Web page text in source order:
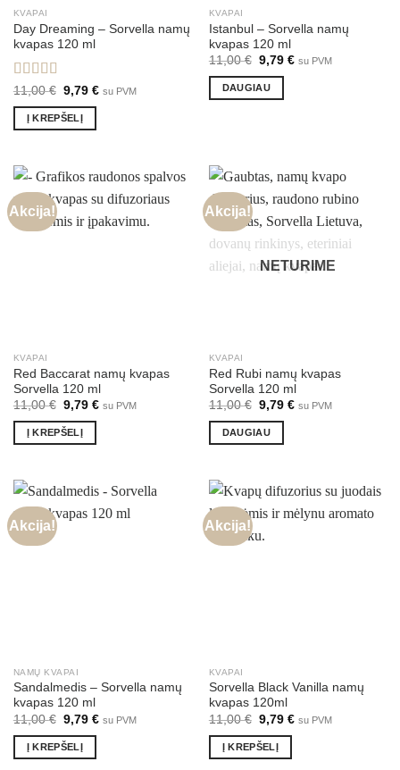
KVAPAI
Day Dreaming – Sorvella namų
kvapas 120 ml
Įvertinimas:
5.00iš 5
11,00€ Original
was:
11,00 €.
9,79 €Current
su PVM
Į KREPŠELĮ
KVAPAI
Istanbul – Sorvella namų
kvapas 120 ml
11,00€ Original
was:
11,00 €.
9,79 €Current
su PVM
DAUGIAU
Akcija!
KVAPAI
Red Baccarat namų kvapas
Sorvella 120 ml
11,00€ Original
was:
11,00 €.
9,79 €Current
su PVM
Į KREPŠELĮ
Akcija!
NETURIME
KVAPAI
Red Rubi namų kvapas
Sorvella 120 ml
11,00€ Original
was:
11,00 €.
9,79 €Current
su PVM
DAUGIAU
Akcija!
NAMŲ KVAPAI
Sandalmedis – Sorvella namų
kvapas 120 ml
11,00€ Original
price
was:
11,00 €.
9,79 €Current
su PVM
Į KREPŠELĮ
Akcija!
KVAPAI
Sorvella Black Vanilla namų
kvapas 120ml
11,00€ Original
price
was:
11,00 €.
9,79 €Current
su PVM
Į KREPŠELĮ